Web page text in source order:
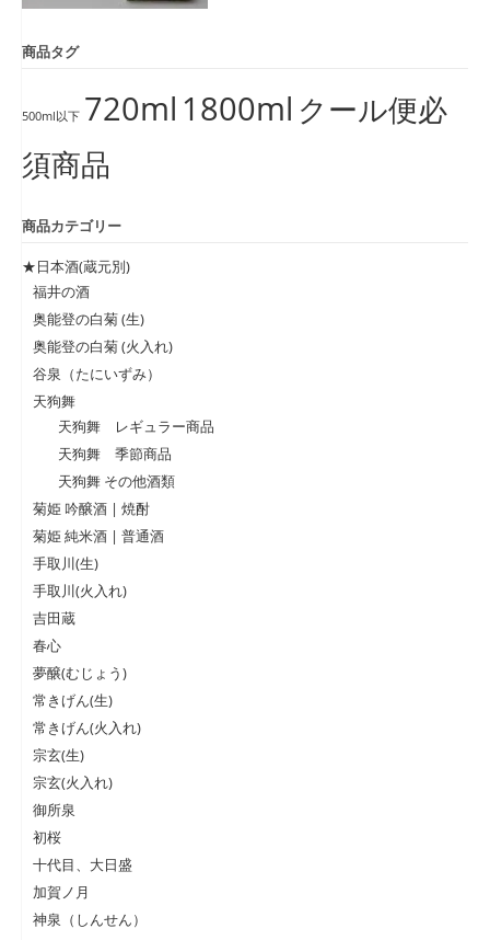
商品タグ
500ml以下 720ml 1800ml クール便必
須商品
商品カテゴリー
★日本酒(蔵元別)
福井の酒
奥能登の白菊 (生)
奥能登の白菊 (火入れ)
谷泉（たにいずみ）
天狗舞
天狗舞 レギュラー商品
天狗舞 季節商品
天狗舞 その他酒類
菊姫 吟醸酒 | 焼酎
菊姫 純米酒 | 普通酒
手取川(生)
手取川(火入れ)
吉田蔵
春心
夢醸(むじょう)
常きげん(生)
常きげん(火入れ)
宗玄(生)
宗玄(火入れ)
御所泉
初桜
十代目、大日盛
加賀ノ月
神泉（しんせん）